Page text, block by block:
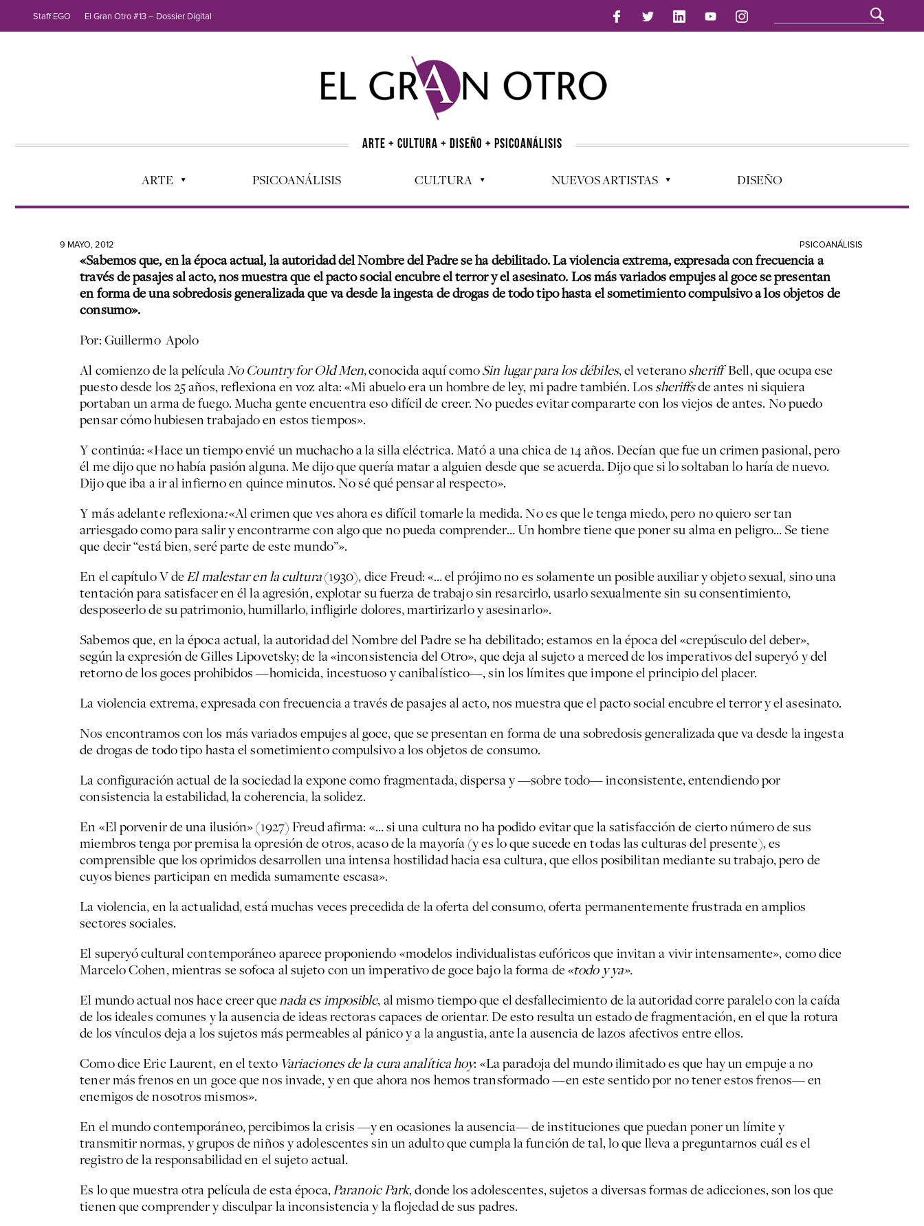
Staff EGO El Gran Otro #13 – Dossier Digital
ARTE + CULTURA + DISEÑO + PSICOANÁLISIS
ARTE PSICOANÁLISIS CULTURA NUEVOS ARTISTAS DISEÑO
9 MAYO, 2012 PSICOANÁLISIS
«Sabemos que, en la época actual, la autoridad del Nombre del Padre se ha debilitado. La violencia extrema, expresada con frecuencia a
través de pasajes al acto, nos muestra que el pacto social encubre el terror y el asesinato. Los más variados empujes al goce se presentan
en forma de una sobredosis generalizada que va desde la ingesta de drogas de todo tipo hasta el sometimiento compulsivo a los objetos de
consumo».
Por: Guillermo Apolo
Al comienzo de la películaNo Countryfor Old Men,conocida aquí comoSin lugar para los débiles, el veteranosheriffBell, que ocupa ese
puesto desde los 25 años, reflexiona en voz alta: «Mi abuelo era un hombre de ley, mi padre también. Lossheriffsde antes ni siquiera
portaban un arma de fuego. Mucha gente encuentra eso difícil de creer. No puedes evitar compararte con los viejos de antes. No puedo
pensar cómo hubiesen trabajado en estos tiempos».
Y continúa: «Hace un tiempo envié un muchacho a la silla eléctrica. Mató a una chica de 14 años. Decían que fue un crimen pasional, pero
él me dijo que no había pasión alguna. Me dijo que quería matar a alguien desde que se acuerda. Dijo que si lo soltaban lo haría de nuevo.
Dijo que iba a ir al infierno en quince minutos. No sé qué pensar al respecto».
Y más adelante reflexiona:«Al crimen que ves ahora es difícil tomarle la medida. No es que le tenga miedo, pero no quiero ser tan
arriesgado como para salir y encontrarme con algo que no pueda comprender… Un hombre tiene que poner su alma en peligro… Se tiene
que decir “está bien, seré parte de este mundo”».
En el capítulo V deEl malestar en la cultura(1930), dice Freud: «… el prójimo no es solamente un posible auxiliar y objeto sexual, sino una
tentación para satisfacer en él la agresión, explotar su fuerza de trabajo sin resarcirlo, usarlo sexualmente sin su consentimiento,
desposeerlo de su patrimonio, humillarlo, infligirle dolores, martirizarlo y asesinarlo».
Sabemos que, en la época actual, la autoridad del Nombre del Padre se ha debilitado; estamos en la época del «crepúsculo del deber»,
según la expresión de Gilles Lipovetsky; de la «inconsistencia del Otro», que deja al sujeto a merced de los imperativos del superyó y del
retorno de los goces prohibidos —homicida, incestuoso y canibalístico—, sin los límites que impone el principio del placer.
La violencia extrema, expresada con frecuencia a través de pasajes al acto, nos muestra que el pacto social encubre el terror y el asesinato.
Nos encontramos con los más variados empujes al goce, que se presentan en forma de una sobredosis generalizada que va desde la ingesta
de drogas de todo tipo hasta el sometimiento compulsivo a los objetos de consumo.
La configuración actual de la sociedad la expone como fragmentada, dispersa y —sobre todo— inconsistente, entendiendo por
consistencia la estabilidad, la coherencia, la solidez.
En «El porvenir de una ilusión»(1927) Freud afirma: «… si una cultura no ha podido evitar que la satisfacción de cierto número de sus
miembros tenga por premisa la opresión de otros, acaso de la mayoría (y es lo que sucede en todas las culturas del presente), es
comprensible que los oprimidos desarrollen una intensa hostilidad hacia esa cultura, que ellos posibilitan mediante su trabajo, pero de
cuyos bienes participan en medida sumamente escasa».
La violencia, en la actualidad, está muchas veces precedida de la oferta del consumo, oferta permanentemente frustrada en amplios
sectores sociales.
El superyó cultural contemporáneo aparece proponiendo «modelos individualistas eufóricos que invitan a vivir intensamente», como dice
Marcelo Cohen, mientras se sofoca al sujeto con un imperativo de goce bajo la forma de«todo y ya».
El mundo actual nos hace creer quenada es imposible, al mismo tiempo que el desfallecimiento de la autoridad corre paralelo con la caída
de los ideales comunes y la ausencia de ideas rectoras capaces de orientar. De esto resulta un estado de fragmentación, en el que la rotura
de los vínculos deja a los sujetos más permeables al pánico y a la angustia, ante la ausencia de lazos afectivos entre ellos.
Como dice Eric Laurent, en el texto Variaciones de la cura analítica hoy: «La paradoja del mundo ilimitado es que hay un empuje a no
tener más frenos en un goce que nos invade, y en que ahora nos hemos transformado —en este sentido por no tener estos frenos— en
enemigos de nosotros mismos».
En el mundo contemporáneo, percibimos la crisis —y en ocasiones la ausencia— de instituciones que puedan poner un límite y
transmitir normas, y grupos de niños y adolescentes sin un adulto que cumpla la función de tal, lo que lleva a preguntarnos cuál es el
registro de la responsabilidad en el sujeto actual.
Es lo que muestra otra película de esta época,Paranoic Park, donde los adolescentes, sujetos a diversas formas de adicciones, son los que
tienen que comprender y disculpar la inconsistencia y la flojedad de sus padres.